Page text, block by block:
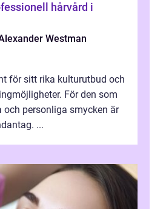
Westman
för sitt rika kulturutbud och
För den som
och personliga smycken är
...